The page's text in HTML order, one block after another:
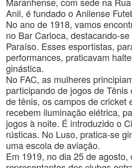
Anil, é fundado o Anilense
No ano de 1918, vamos
no Bar Carioca, destacando-
Paraíso. Esses esportistas,
performances, praticavam
ginástica.
No FAC, as mulheres
participando de jogos de
de tênis, os campos de cricket
recebem iluminação elétrica,
jogos à noite. É introduzido o
rústicas. No Luso, pratica-se
uma escola de aviação.
Em 1919, no dia 25 de agosto,